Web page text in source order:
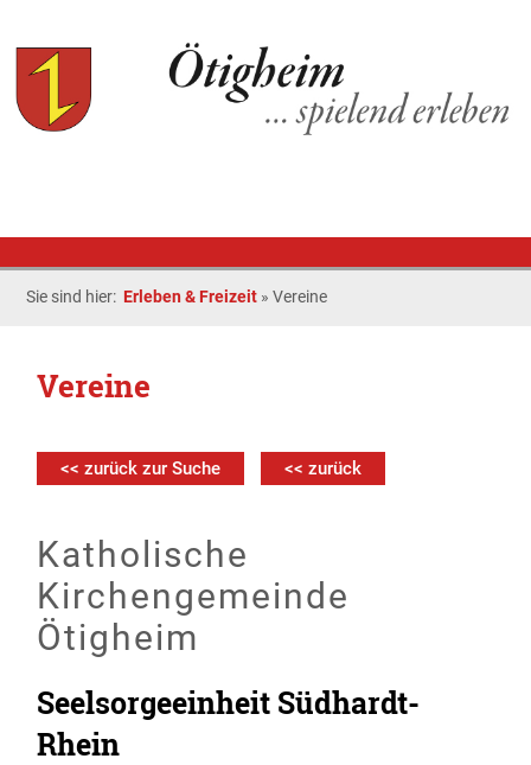
Sie sind hier: Erleben & Freizeit »Vereine
Vereine
<< zurück zur Suche << zurück
Katholische
Kirchengemeinde
Ötigheim
Seelsorgeeinheit Südhardt-
Rhein